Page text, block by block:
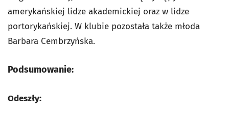
amerykańskiej lidze akademickiej oraz w lidze
portorykańskiej. W klubie pozostała także młoda
Barbara Cembrzyńska.
Podsumowanie:
Odeszły: